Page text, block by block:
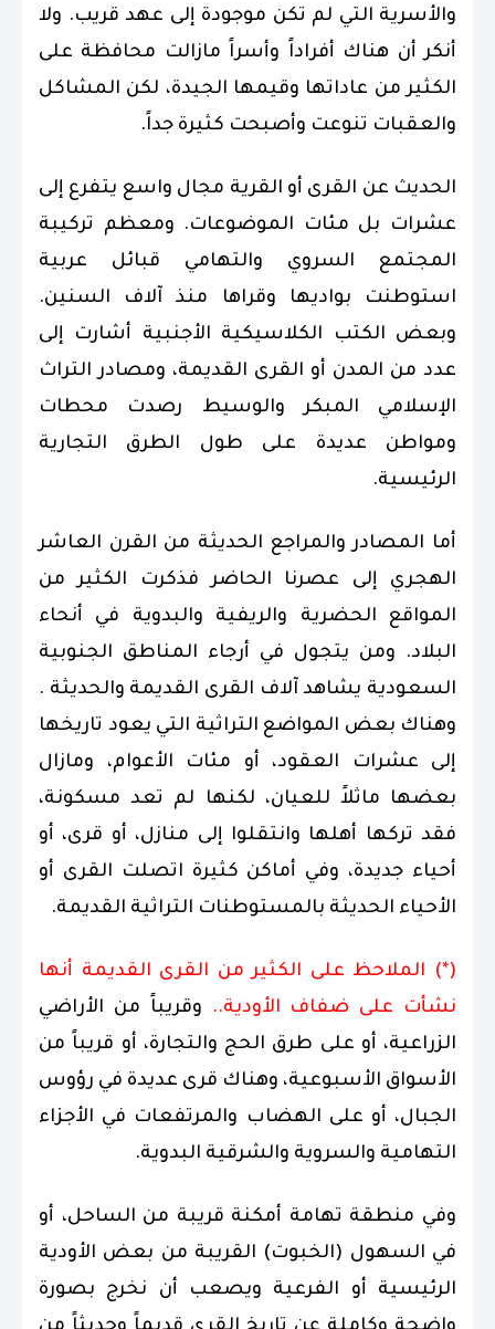
والأسرية التي لم تكن موجودة إلى عهد قريب. ولا
أنكر أن هناك أفراداً وأسراً مازالت محافظة على
الكثير من عاداتها وقيمها الجيدة، لكن المشاكل
والعقبات تنوعت وأصبحت كثيرة جداً.
الحديث عن القرى أو القرية مجال واسع يتفرع إلى
عشرات بل مئات الموضوعات. ومعظم تركيبة
المجتمع السروي والتهامي قبائل عربية
استوطنت بواديها وقراها منذ آلاف السنين.
وبعض الكتب الكلاسيكية الأجنبية أشارت إلى
عدد من المدن أو القرى القديمة، ومصادر التراث
الإسلامي المبكر والوسيط رصدت محطات
ومواطن عديدة على طول الطرق التجارية
الرئيسية.
أما المصادر والمراجع الحديثة من القرن العاشر
الهجري إلى عصرنا الحاضر فذكرت الكثير من
المواقع الحضرية والريفية والبدوية في أنحاء
البلاد. ومن يتجول في أرجاء المناطق الجنوبية
السعودية يشاهد آلاف القرى القديمة والحديثة .
وهناك بعض المواضع التراثية التي يعود تاريخها
إلى عشرات العقود، أو مئات الأعوام، ومازال
بعضها ماثلاً للعيان، لكنها لم تعد مسكونة،
فقد تركها أهلها وانتقلوا إلى منازل، أو قرى، أو
أحياء جديدة، وفي أماكن كثيرة اتصلت القرى أو
الأحياء الحديثة بالمستوطنات التراثية القديمة.
(*) الملاحظ على الكثير من القرى القديمة أنها
نشأت على ضفاف الأودية..
وقريباً من الأراضي
الزراعية، أو على طرق الحج والتجارة، أو قريباً من
الأسواق الأسبوعية، وهناك قرى عديدة في رؤوس
الجبال، أو على الهضاب والمرتفعات في الأجزاء
التهامية والسروية والشرقية البدوية.
وفي منطقة تهامة أمكنة قريبة من الساحل، أو
في السهول (الخبوت) القريبة من بعض الأودية
الرئيسية أو الفرعية ويصعب أن نخرج بصورة